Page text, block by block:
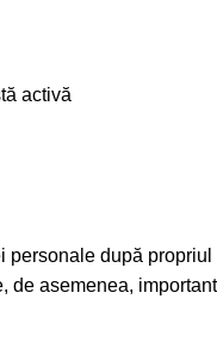
activă
personale după
de asemenea,